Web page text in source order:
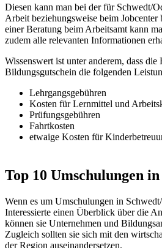
Diesen kann man bei der für Schwedt/
Arbeit beziehungsweise beim Jobcenter
einer Beratung beim Arbeitsamt kann
zudem alle relevanten Informationen
Wissenswert ist unter anderem, dass die
Bildungsgutschein die folgenden
Lehrgangsgebühren
Kosten für Lernmittel und
Prüfungsgebühren
Fahrtkosten
etwaige Kosten für
Top 10 Umschulungen
Wenn es um Umschulungen in
Interessierte einen Überblick über die
können sie Unternehmen und
Zugleich sollten sie sich mit den
der Region auseinandersetzen.